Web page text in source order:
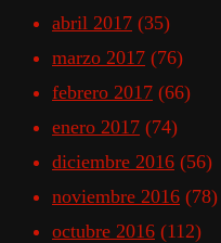
abril 2017 (35)
marzo 2017 (76)
febrero 2017 (66)
enero 2017 (74)
diciembre 2016 (56)
noviembre 2016 (78)
octubre 2016 (112)